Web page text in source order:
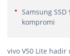
Samsung
kompromi
vivo V50 Lite hadir